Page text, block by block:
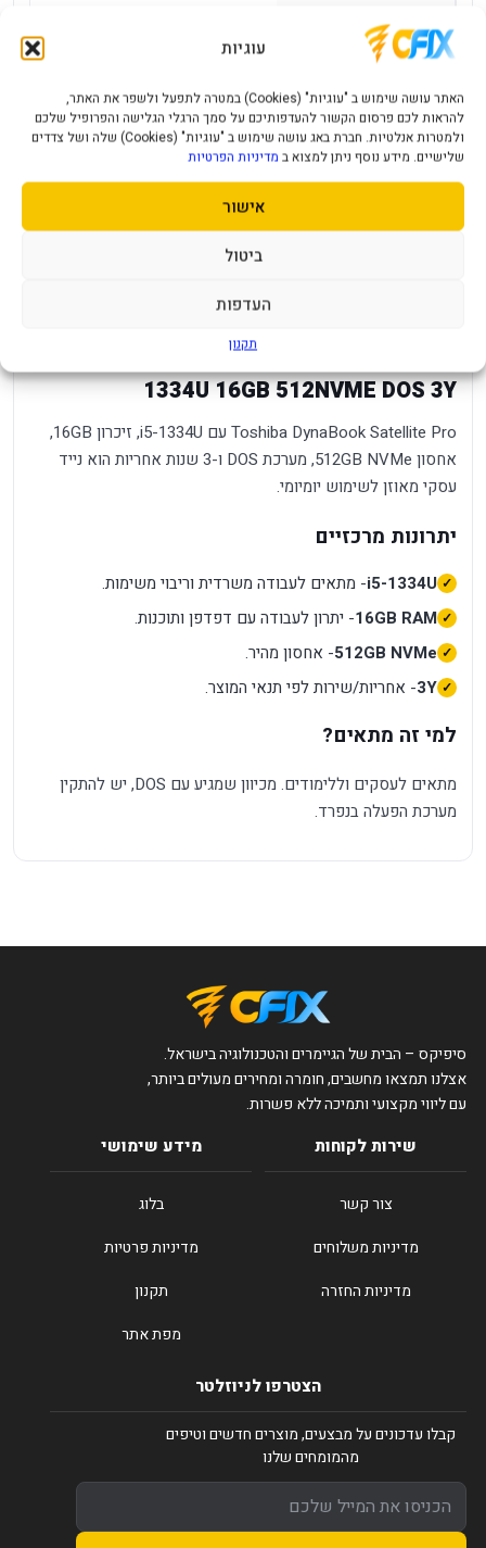
עוגיות
האתר עושה שימוש ב "עוגיות" (Cookies) במטרה לתפעל ולשפר את האתר,
להראות לכם פרסום הקשור להעדפותיכם על סמך הרגלי הגלישה והפרופיל שלכם
ולמטרות אנלטיות. חברת באג עושה שימוש ב "עוגיות" (Cookies) שלה ושל צדדים
שלישיים. מידע נוסף ניתן למצוא ב מדיניות הפרטיות
אישור
ביטול
העדפות
תקנון
CPUTYPE
Intel 5 Series
מעבד
Intel Core i5-1334U Processor
אחסון ראשי
512GB NVME GEN4
נייד Toshiba DynaBook Sattelite Pro i5-
1334U 16GB 512NVME DOS 3Y
Toshiba DynaBook Satellite Pro עם i5-1334U, זיכרון 16GB,
אחסון 512GB NVMe, מערכת DOS ו-3 שנות אחריות הוא נייד
עסקי מאוזן לשימוש יומיומי.
יתרונות מרכזיים
i5-1334U- מתאים לעבודה משרדית וריבוי משימות.
16GB RAM- יתרון לעבודה עם דפדפן ותוכנות.
512GB NVMe- אחסון מהיר.
3Y- אחריות/שירות לפי תנאי המוצר.
למי זה מתאים?
מתאים לעסקים וללימודים. מכיוון שמגיע עם DOS, יש להתקין
מערכת הפעלה בנפרד.
סיפיקס – הבית של הגיימרים והטכנולוגיה בישראל.
אצלנו תמצאו מחשבים, חומרה ומחירים מעולים ביותר,
עם ליווי מקצועי ותמיכה ללא פשרות.
שירות לקוחות
צור קשר
מדיניות משלוחים
מדיניות החזרה
מידע שימושי
בלוג
מדיניות פרטיות
תקנון
מפת אתר
הצטרפו לניוזלטר
קבלו עדכונים על מבצעים, מוצרים חדשים וטיפים
מהמומחים שלנו